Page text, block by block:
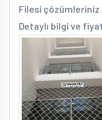
Filesi çözümleriniz
Detaylı bilgi ve